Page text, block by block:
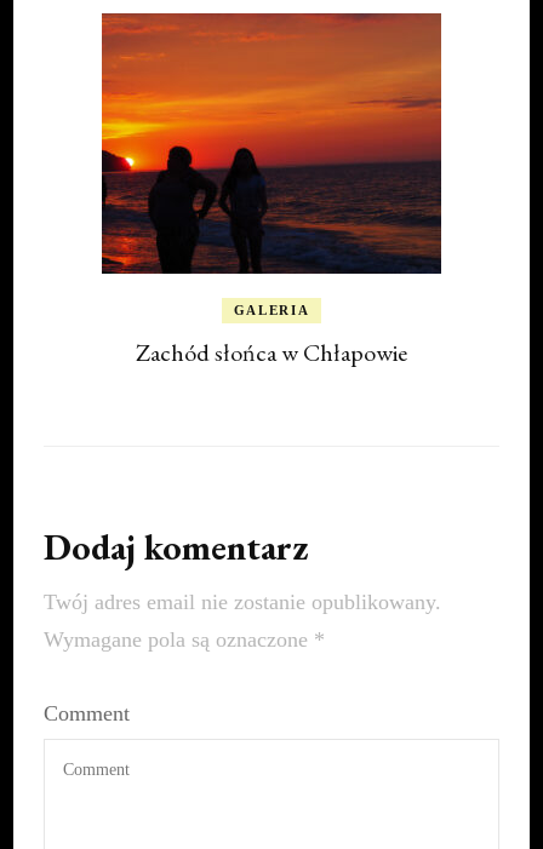
GALERIA
Zachód słońca w Chłapowie
Dodaj komentarz
Twój adres email nie zostanie opublikowany.
Wymagane pola są oznaczone *
Comment